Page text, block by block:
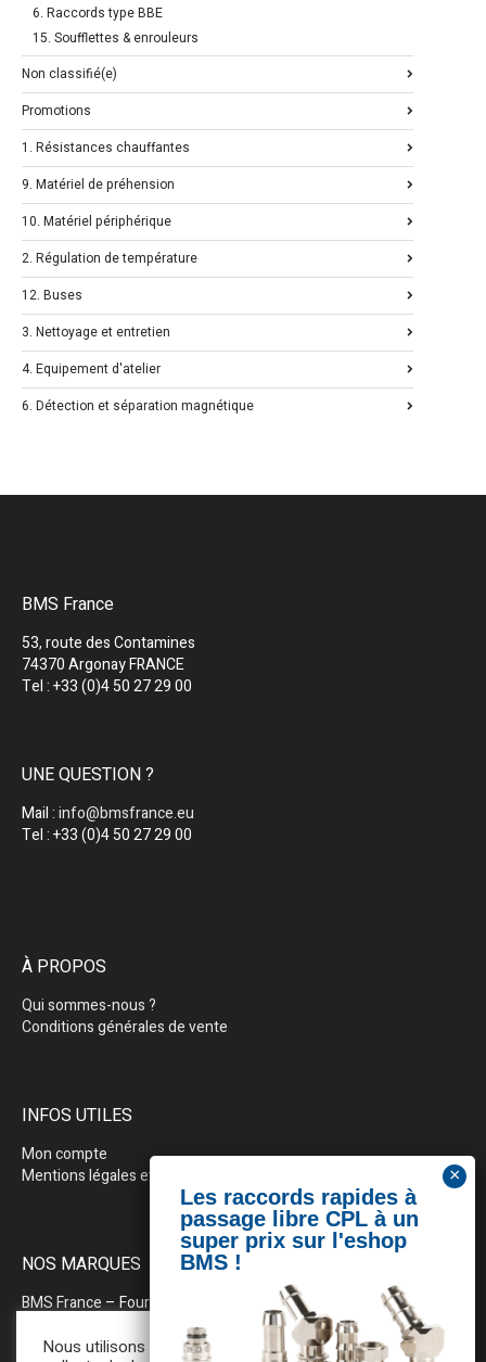
6. Raccords type BBE
15. Soufflettes & enrouleurs
Non classifié(e)
Promotions
1. Résistances chauffantes
9. Matériel de préhension
10. Matériel périphérique
2. Régulation de température
12. Buses
3. Nettoyage et entretien
4. Equipement d'atelier
6. Détection et séparation magnétique
BMS France
53, route des Contamines
74370 Argonay FRANCE
Tel : +33 (0)4 50 27 29 00
UNE QUESTION ?
Mail :info@bmsfrance.eu
Tel : +33 (0)4 50 27 29 00
À PROPOS
Qui sommes-nous ?
Conditions générales de vente
INFOS UTILES
Mon compte
Mentions légales et politique de confidentialité
NOS MARQUES
BMS France – Fournitures industrielles pour la plasturgie
BEWEPLAST– Machines & pérhiphériques
Nous utilisons des cookies pour la